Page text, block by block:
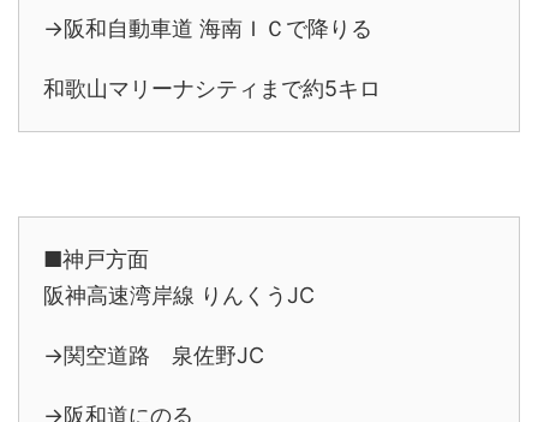
→阪和自動車道 海南ＩＣで降りる
和歌山マリーナシティまで約5キロ
■神戸方面
阪神高速湾岸線 りんくうJC
→関空道路 泉佐野JC
→阪和道にのる